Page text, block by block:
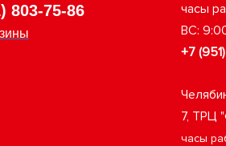
803-75-86
часы
ВС:
+7
7, ТРЦ
часы